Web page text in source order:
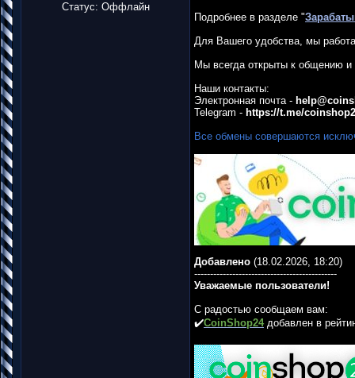
Статус: Оффлайн
Подробнее в разделе "
Для Вашего удобства, мы
Мы всегда открыты к общению и
Наши контакты:
Электронная почта -
Telegram - https://t.me/
Все обмены совершаются
Добавлено (18.02.2026, 18:20)
---------------------------------------------
Уважаемые пользователи!
С радостью сообщаем вам:
✔️CoinShop24добавлен в